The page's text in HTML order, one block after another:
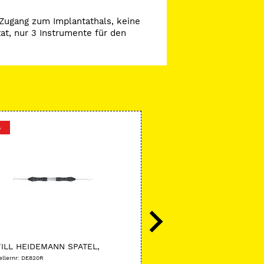
zum Implantathals, keine
nur 3 Instrumente für den
HEIDEMANN SPATEL,
DE820R